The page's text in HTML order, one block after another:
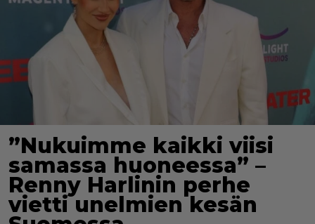
”Nukuimme kaikki viisi
samassa huoneessa” –
Renny Harlinin perhe
vietti unelmien kesän